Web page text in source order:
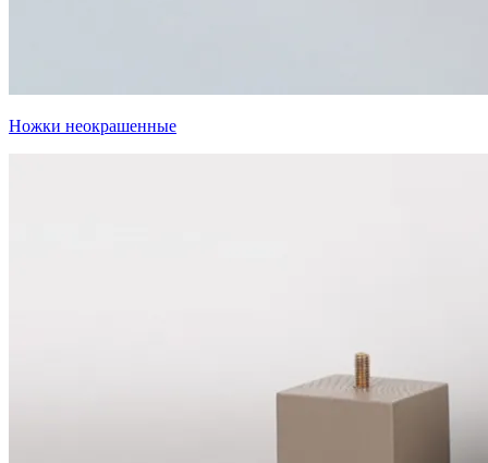
Ножки неокрашенные